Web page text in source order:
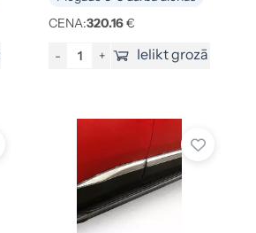
CENA:320.16€
- + Ielikt grozā